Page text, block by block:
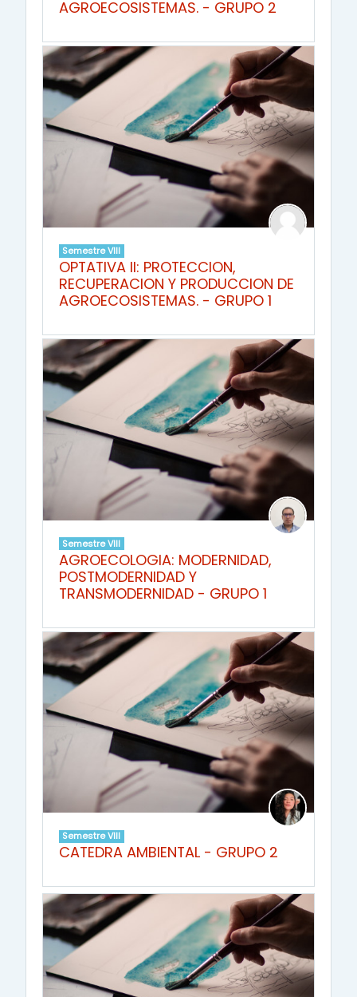
AGROECOSISTEMAS. - GRUPO 2
Semestre VIII
OPTATIVA II: PROTECCION,
RECUPERACION Y PRODUCCION DE
AGROECOSISTEMAS. - GRUPO 1
Semestre VIII
AGROECOLOGIA: MODERNIDAD,
POSTMODERNIDAD Y
TRANSMODERNIDAD - GRUPO 1
Semestre VIII
CATEDRA AMBIENTAL - GRUPO 2